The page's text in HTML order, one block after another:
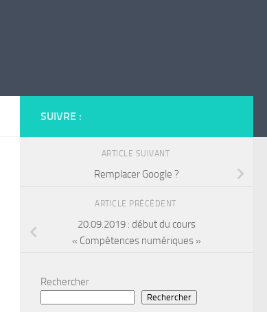
SUIVRE :
ARTICLE SUIVANT
Remplacer Google ?
ARTICLE PRÉCÉDENT
20.09.2019 : début du cours
« Compétences numériques »
Rechercher
Rechercher